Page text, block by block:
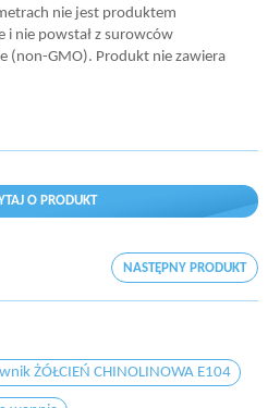
nie jest produktem
i nie powstał z surowców
(non-GMO). Produkt nie zawiera
O PRODUKT
NASTĘPNY PRODUKT
ŻÓŁCIEŃ CHINOLINOWA E104